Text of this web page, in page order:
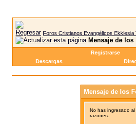
Foros Cristianos Evangélicos Ekklesia
Mensaje de
Registrarse
Descargas
Mensaje de los
No has ingresado
razones: